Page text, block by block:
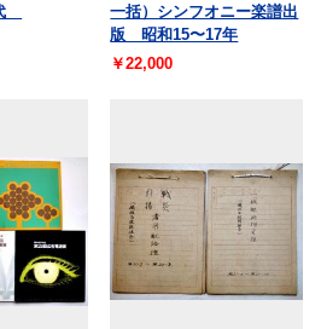
一括）シンフオニー楽譜出
版 昭和15〜17年
￥22,000